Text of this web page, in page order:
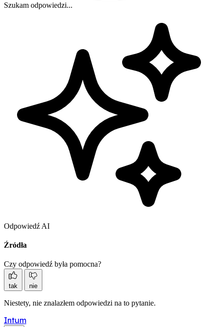
Szukam odpowiedzi...
Odpowiedź AI
Źródła
Czy odpowiedź była pomocna?
tak nie
Niestety, nie znalazłem odpowiedzi na to pytanie.
Intum